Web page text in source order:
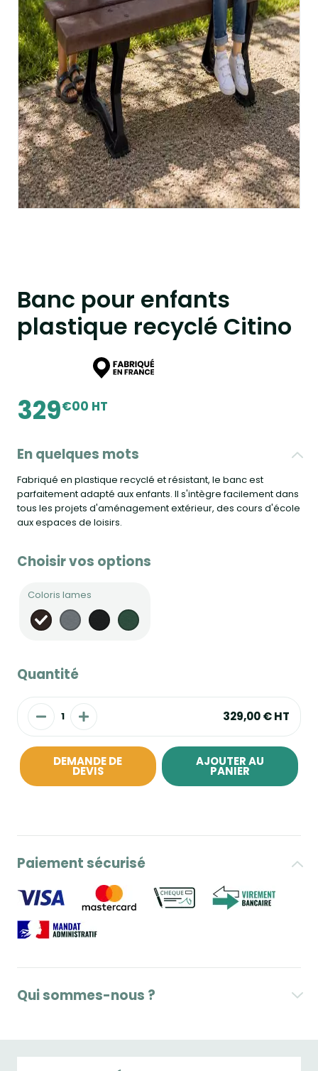
Banc pour enfants
plastique recyclé Citino
329€00 HT
En quelques mots
Fabriqué en plastique recyclé et résistant, le banc est
parfaitement adapté aux enfants. Il s'intègre facilement dans
tous les projets d'aménagement extérieur, des cours d'école
aux espaces de loisirs.
Choisir vos options
Coloris lames
Quantité
329,00 €HT
DEMANDE DE
DEVIS
AJOUTER AU
PANIER
Paiement sécurisé
Qui sommes-nous ?